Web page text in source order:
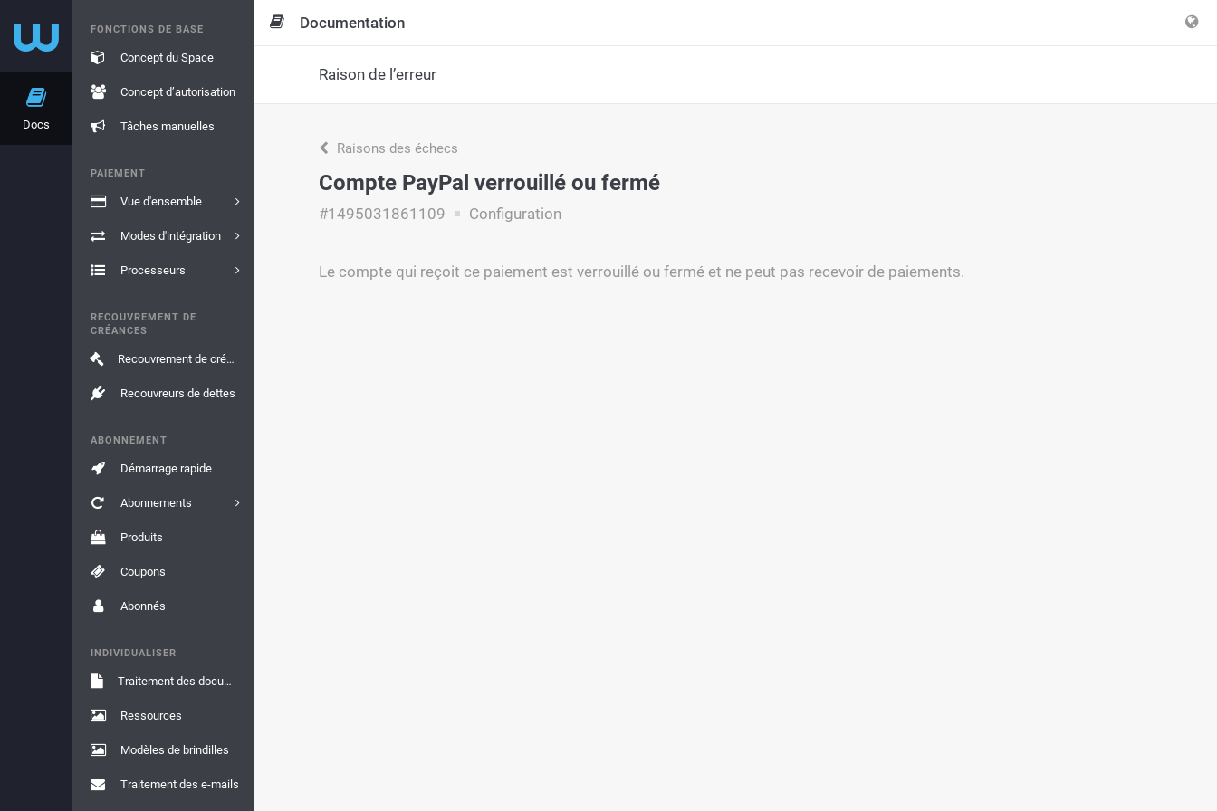
Docs
FONCTIONS DE BASE
Concept du Space
Concept d’autorisation
Tâches manuelles
PAIEMENT
Vue d'ensemble
Modes d'intégration
Processeurs
RECOUVREMENT DE
CRÉANCES
Recouvrement de créances
Recouvreurs de dettes
ABONNEMENT
Démarrage rapide
Abonnements
Produits
Coupons
Abonnés
INDIVIDUALISER
Traitement des documents
Ressources
Modèles de brindilles
Traitement des e-mails
Documentation
Raison de l’erreur
Raisons des échecs
Compte PayPal verrouillé ou fermé
#1495031861109 Configuration
Le compte qui reçoit ce paiement est verrouillé ou fermé et ne peut pas recevoir de paiements.